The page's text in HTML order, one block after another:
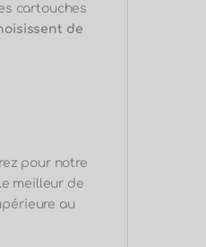
cartouches
de
pour notre
meilleur de
au